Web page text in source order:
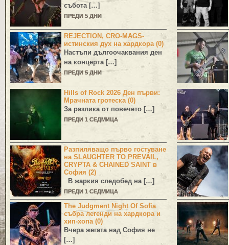
събота […]
ПРЕДИ 5 ДНИ
REJECTION, CRO-MAGS-
истинския дух на хардкора (0)
Настъпи дългоочаквания ден
на концерта […]
ПРЕДИ 5 ДНИ
Hills of Rock 2026 Ден първи:
Мрачната гротеска (0)
За разлика от повечето […]
ПРЕДИ 1 СЕДМИЦА
Разпиляващо първо гостуване
на SLAUGHTER TO PREVAIL,
CRYPTA & CHAINED SAINT в
София (2)
В жаркия следобед на […]
ПРЕДИ 1 СЕДМИЦА
The Judgment Night Of Sofia
събра легенди на хардкора и
хип-хопа (0)
Вчера жегата над София не
[…]